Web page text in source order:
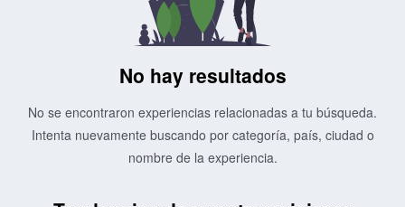
No hay resultados
No se encontraron experiencias relacionadas a tu búsqueda.
Intenta nuevamente buscando por categoría, país, ciudad o
nombre de la experiencia.